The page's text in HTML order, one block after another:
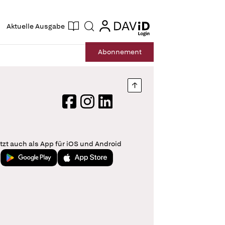
Aktuelle Ausgabe Suche login
login
Abonnement
Nach oben springen
FacebookInstagram
LinkedIn
auch als App für iOS und Android
Jetzt bei Google PlayLaden im App Store